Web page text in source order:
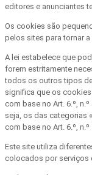
editores e anunciantes
Os cookies são
pelos sites para tornar
A lei estabelece que
forem estritamente
todos os outros tipos
significa que os
com base no Art. 6.º,
seja, os das categorias
com base no Art. 6.º, n.º
Este site utiliza
colocados por serviços